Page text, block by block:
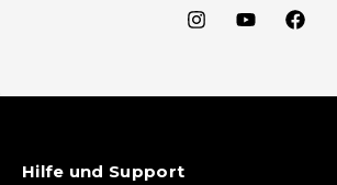
Hilfe und Support